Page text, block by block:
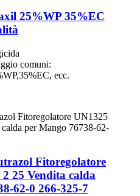
25%WP 35%EC
comuni:
ecc.
Fitoregolatore
25 Vendita calda
62-0 266-325-7